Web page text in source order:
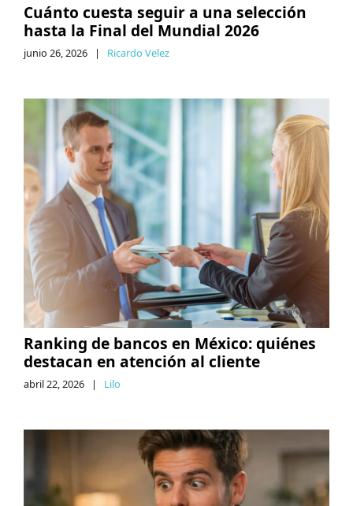
Cuánto cuesta seguir a una selección
hasta la Final del Mundial 2026
junio 26, 2026 | Ricardo Velez
Ranking de bancos en México: quiénes
destacan en atención al cliente
abril 22, 2026 | Lilo